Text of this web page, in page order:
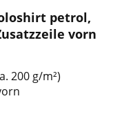
petrol,
vorn
200 g/m²)